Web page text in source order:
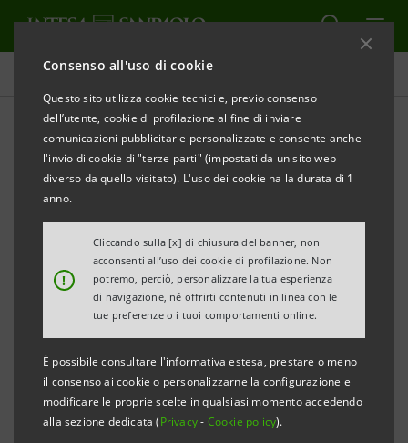
Consenso all'uso di cookie
Questo sito utilizza cookie tecnici e, previo consenso
dell’utente, cookie di profilazione al fine di inviare
comunicazioni pubblicitarie personalizzate e consente anche
l'invio di cookie di "terze parti" (impostati da un sito web
diverso da quello visitato). L'uso dei cookie ha la durata di 1
anno.
!
Cliccando sulla [x] di chiusura del banner, non
acconsenti all’uso dei cookie di profilazione. Non
potremo, perciò, personalizzare la tua esperienza
di navigazione, né offrirti contenuti in linea con le
tue preferenze o i tuoi comportamenti online.
È possibile consultare l'informativa estesa, prestare o meno
il consenso ai cookie o personalizzarne la configurazione e
modificare le proprie scelte in qualsiasi momento accedendo
alla sezione dedicata (Privacy- Cookie policy).
Comunicati stampa
STAMPA AGGIORNA
PRESENTATA LA PRIMA EDIZIONE DELL’INCHIESTA
CONGIUNTURALE CLUB DEGLI ORAFI-INTESA
SANPAOLO
Il Club degli Orafi e Intesa Sanpaolo hanno
realizzato per la prima volta una inchiesta
presso i soci del Club degli Orafi,
aziende dell’industria orafa italiana, che
completa ed integra i risultati quantitativi
sul settore contenuti nella Scheda